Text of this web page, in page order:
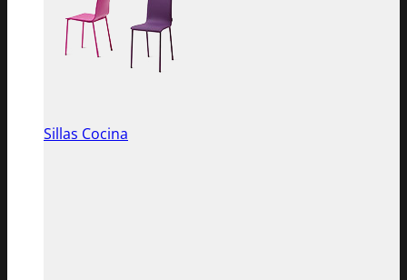
Sillas Cocina